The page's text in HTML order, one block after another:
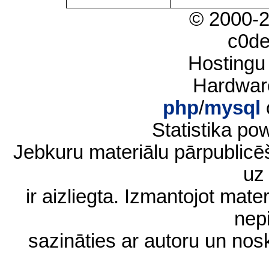
© 2000-
php/mysql
Statistika
Jebkuru materiālu
ir aizliegta. Izmantojot
sazināties ar autoru un